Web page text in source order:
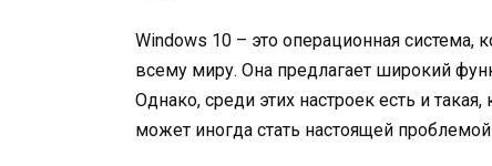
Windows 10 – это операционная
всему миру. Она предлагает широкий
Однако, среди этих настроек есть и
может иногда стать настоящей